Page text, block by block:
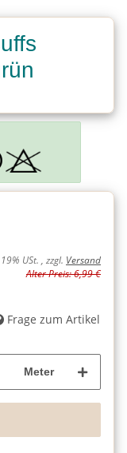
USt. , zzgl. Versand
Alter Preis: 6,99 €
Frage zum Artikel
Meter